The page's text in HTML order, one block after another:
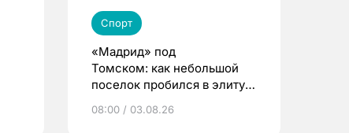
Спорт
«Мадрид» под
Томском: как небольшой
поселок пробился в элиту
08:00 / 03.08.26